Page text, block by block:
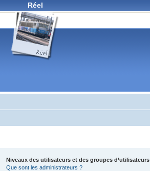
Réel
Niveaux des utilisateurs et des groupes d’utilisateurs
Que sont les administrateurs ?